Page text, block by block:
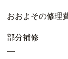
おおよその修理
部分補修
—